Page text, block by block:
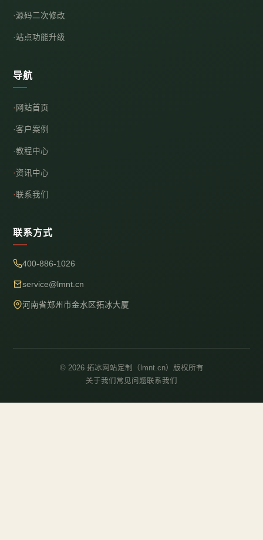
源码二次修改
站点功能升级
导航
网站首页
客户案例
教程中心
资讯中心
联系我们
联系方式
400-886-1026
service@lmnt.cn
河南省郑州市金水区拓冰大厦
© 2026 拓冰网站定制（lmnt.cn）版权所有
关于我们 常见问题联系我们